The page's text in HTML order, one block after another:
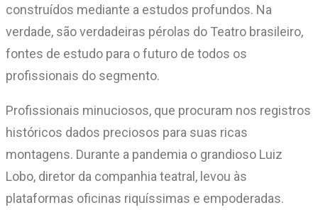
construídos mediante a estudos profundos. Na
verdade, são verdadeiras pérolas do Teatro brasileiro,
fontes de estudo para o futuro de todos os
profissionais do segmento.
Profissionais minuciosos, que procuram nos registros
históricos dados preciosos para suas ricas
montagens. Durante a pandemia o grandioso Luiz
Lobo, diretor da companhia teatral, levou às
plataformas oficinas riquíssimas e empoderadas.